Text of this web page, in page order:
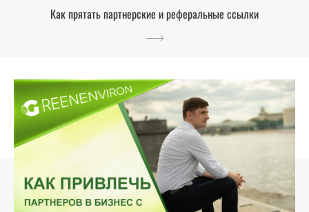
Как прятать партнерские и реферальные ссылки